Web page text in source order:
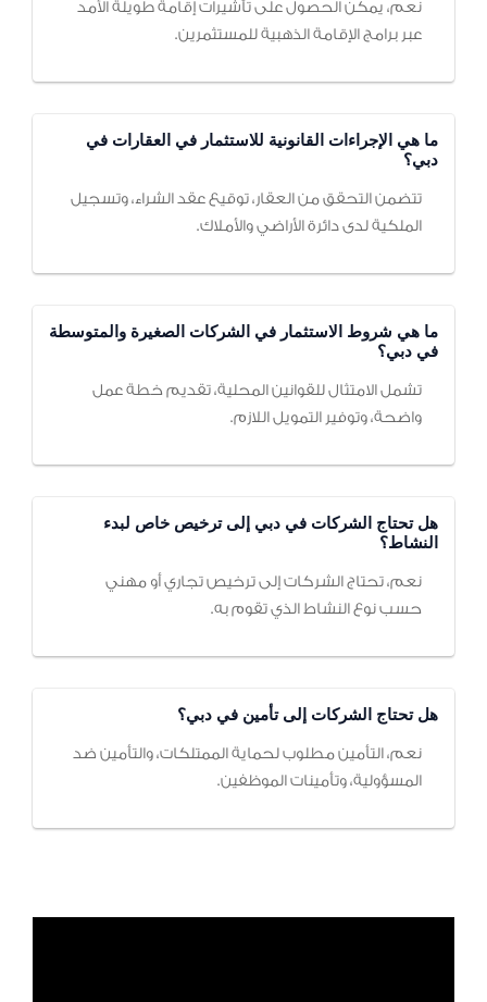
نعم، يمكن الحصول على تأشيرات إقامة طويلة الأمد
عبر برامج الإقامة الذهبية للمستثمرين.
ما هي الإجراءات القانونية للاستثمار في العقارات في
دبي؟
تتضمن التحقق من العقار، توقيع عقد الشراء، وتسجيل
الملكية لدى دائرة الأراضي والأملاك.
ما هي شروط الاستثمار في الشركات الصغيرة والمتوسطة
في دبي؟
تشمل الامتثال للقوانين المحلية، تقديم خطة عمل
واضحة، وتوفير التمويل اللازم.
هل تحتاج الشركات في دبي إلى ترخيص خاص لبدء
النشاط؟
نعم، تحتاج الشركات إلى ترخيص تجاري أو مهني
حسب نوع النشاط الذي تقوم به.
هل تحتاج الشركات إلى تأمين في دبي؟
نعم، التأمين مطلوب لحماية الممتلكات، والتأمين ضد
المسؤولية، وتأمينات الموظفين.